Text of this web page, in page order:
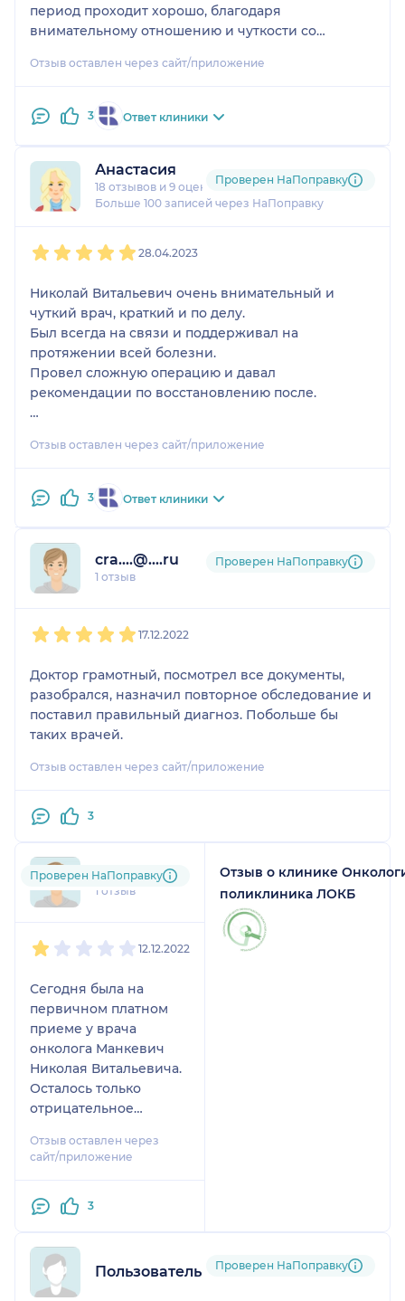
период проходит хорошо, благодаря
внимательному отношению и чуткости со
действиями Николай Витальевич подарил мне
оставаться таким профессионалом и отзывчивым
человеком. С уважением Алексей.
Отзыв оставлен через сайт/приложение
3 Ответ клиники
Анастасия
18 отзывов и 9 оценок
Больше 100 записей через НаПоправку
Проверен НаПоправку
28.04.2023
Николай Витальевич очень внимательный и
чуткий врач, краткий и по делу.
Был всегда на связи и поддерживал на
протяжении всей болезни.
Провел сложную операцию и давал
рекомендации по восстановлению после.
от этой болезни, и мы это сделали. Спасибо за
поддержку.
Отзыв оставлен через сайт/приложение
3 Ответ клиники
cra....@....ru
1 отзыв
Проверен НаПоправку
17.12.2022
Доктор грамотный, посмотрел все документы,
разобрался, назначил повторное обследование и
поставил правильный диагноз. Побольше бы
таких врачей.
Отзыв оставлен через сайт/приложение
3
Abe....@....ru
1 отзыв
Проверен НаПоправку
12.12.2022
Сегодня была на
первичном платном
приеме у врача
онколога Манкевич
Николая Витальевича.
Осталось только
отрицательное
сказать ужасное. Во
первых пришел позже
времени, попросил
занят, на ходу прямо в
коридоре пытался
читать заключения,
Отзыв оставлен через
сайт/приложение
3
Отзыв о клинике
поликлиника ЛОКБ
Пользователь НаПоправку
Проверен НаПоправку